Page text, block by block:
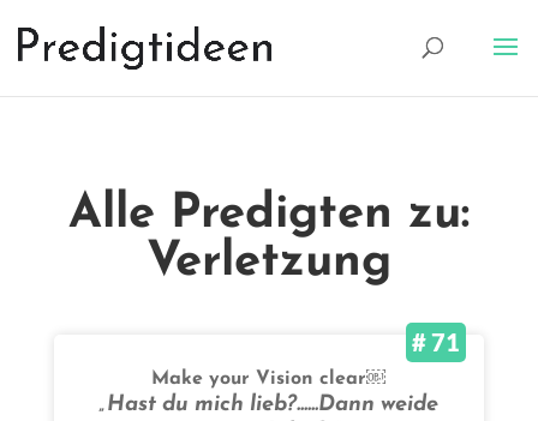
Alle Predigten zu:
Verletzung
# 71
Make your Vision clear￼
„Hast du mich lieb?......Dann weide